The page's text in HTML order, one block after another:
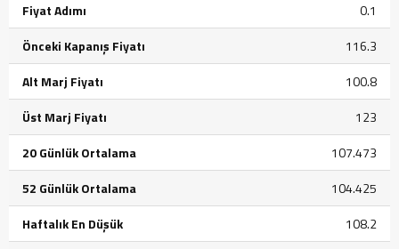
Fiyat Adımı
0.1
Önceki Kapanış Fiyatı
116.3
Alt Marj Fiyatı
100.8
Üst Marj Fiyatı
123
20 Günlük Ortalama
107.473
52 Günlük Ortalama
104.425
Haftalık En Düşük
108.2